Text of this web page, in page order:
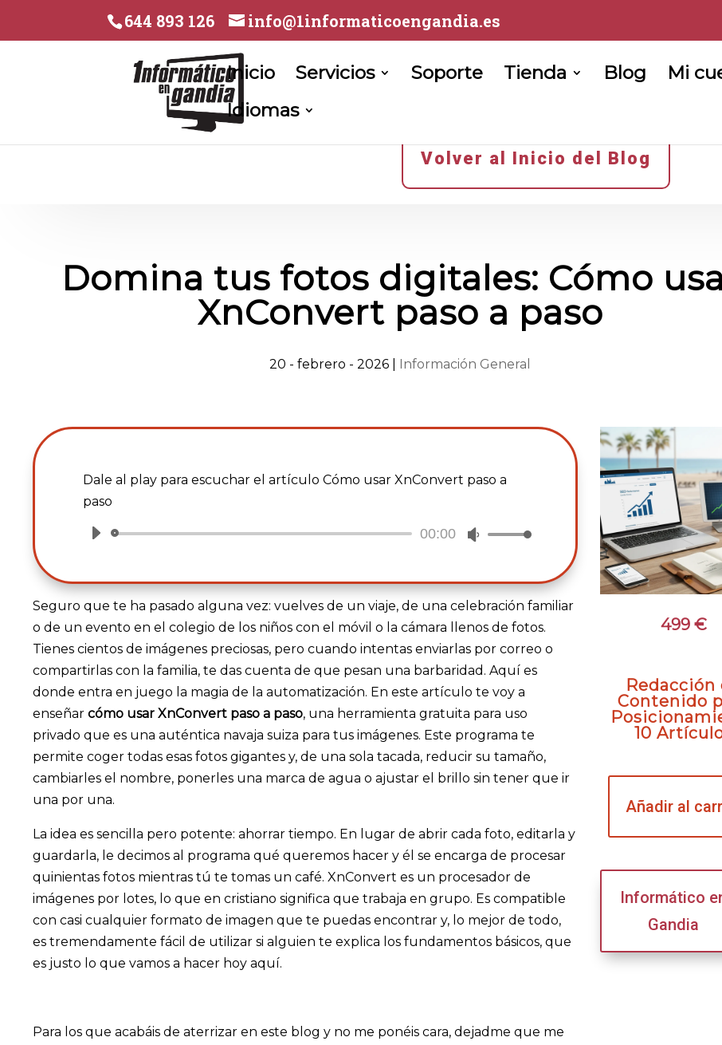
644 893 126 info@1informaticoengandia.es
Inicio Servicios Soporte Tienda Blog Mi
Idiomas
Volver al Inicio del Blog
Domina tus fotos digitales: Cómo
XnConvert paso a paso
20 - febrero - 2026 Información General
Dale al play para escuchar el artículo Cómo usar XnConvert paso a
paso
Reproductor
audio
00:00
Utiliza
teclas
de
flecha
arriba/abajo
para
aumentar
o
disminuir
el
volumen.
Seguro que te ha pasado alguna vez: vuelves de un viaje, de una celebración familiar
o de un evento en el colegio de los niños con el móvil o la cámara llenos de fotos.
Tienes cientos de imágenes preciosas, pero cuando intentas enviarlas por correo o
compartirlas con la familia, te das cuenta de que pesan una barbaridad. Aquí es
donde entra en juego la magia de la automatización. En este artículo te voy a
enseñarcómo usar XnConvert paso a paso, una herramienta gratuita para uso
privado que es una auténtica navaja suiza para tus imágenes. Este programa te
permite coger todas esas fotos gigantes y, de una sola tacada, reducir su tamaño,
cambiarles el nombre, ponerles una marca de agua o ajustar el brillo sin tener que ir
una por una.
La idea es sencilla pero potente: ahorrar tiempo. En lugar de abrir cada foto, editarla y
guardarla, le decimos al programa qué queremos hacer y él se encarga de procesar
quinientas fotos mientras tú te tomas un café. XnConvert es un procesador de
imágenes por lotes, lo que en cristiano significa que trabaja en grupo. Es compatible
con casi cualquier formato de imagen que te puedas encontrar y, lo mejor de todo,
es tremendamente fácil de utilizar si alguien te explica los fundamentos básicos, que
es justo lo que vamos a hacer hoy aquí.
Para los que acabáis de aterrizar en este blog y no me ponéis cara, dejadme que me
499 €
Redacción
Contenido
10
Añadir al
Informático
Gandia